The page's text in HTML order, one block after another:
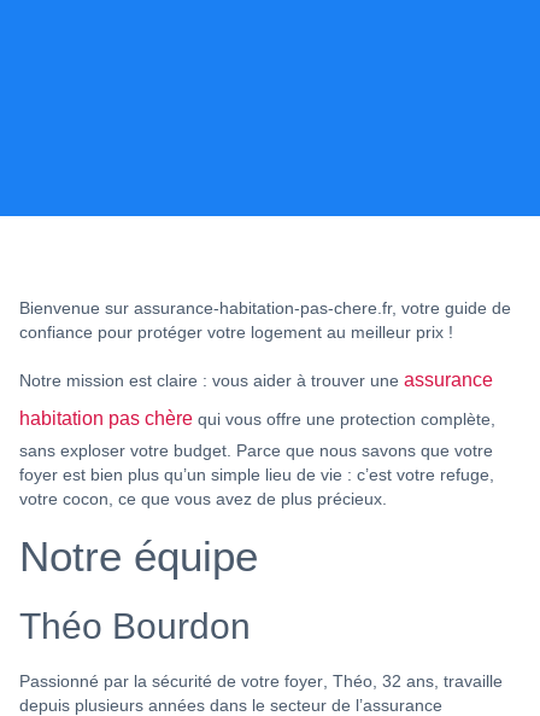
Bienvenue sur assurance-habitation-pas-chere.fr, votre guide de
confiance pour protéger votre logement au meilleur prix !
Notre mission est claire : vous aider à trouver une assurance
habitation pas chère qui vous offre une protection complète,
sans exploser votre budget. Parce que nous savons que votre
foyer est bien plus qu’un simple lieu de vie : c’est votre refuge,
votre cocon, ce que vous avez de plus précieux.
Notre équipe
Théo Bourdon
Passionné par la sécurité de votre foyer , Théo, 32 ans, travaille
depuis plusieurs années dans le secteur de l’assurance